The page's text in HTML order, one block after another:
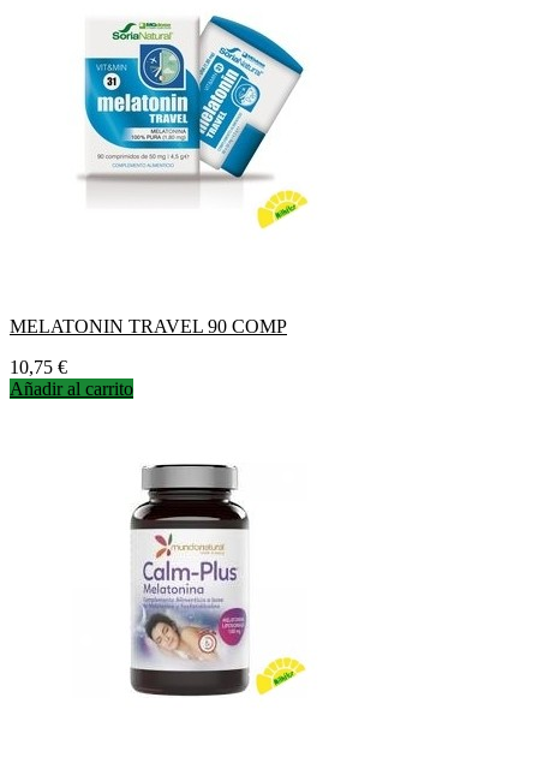
MELATONIN TRAVEL 90 COMP
Precio
10,75 €
Añadir al carrito